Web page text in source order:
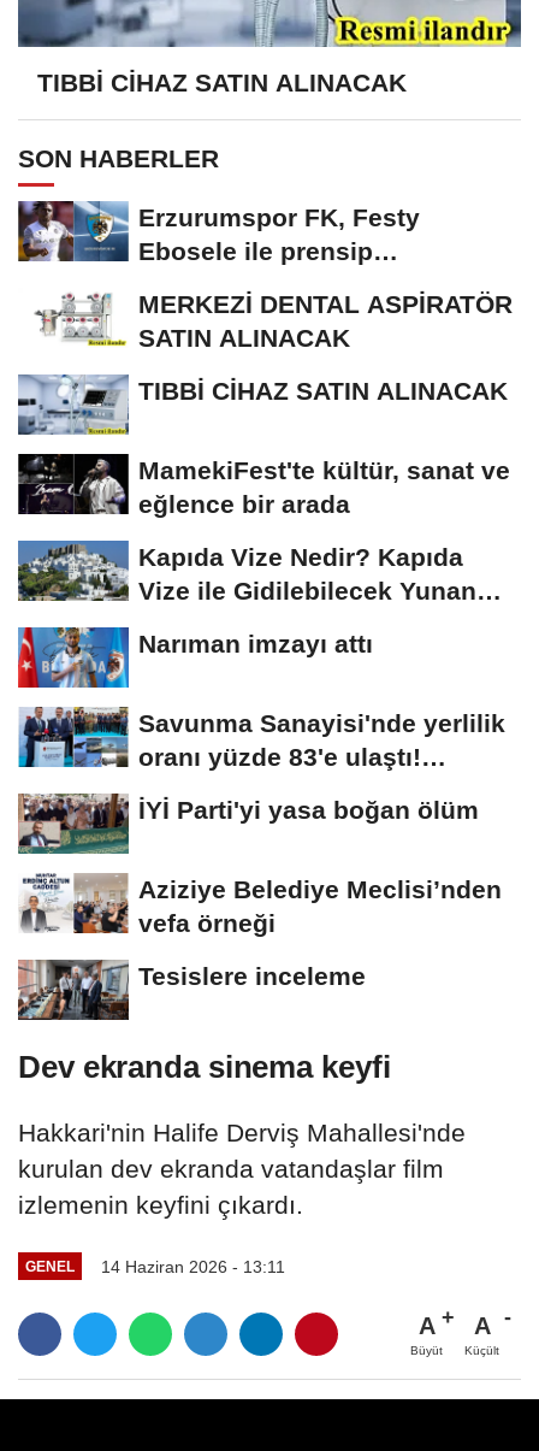
TIBBİ CİHAZ SATIN ALINACAK
SON HABERLER
Erzurumspor FK, Festy
Ebosele ile prensip
anlaşmasına vardı
MERKEZİ DENTAL ASPİRATÖR
SATIN ALINACAK
TIBBİ CİHAZ SATIN ALINACAK
MamekiFest'te kültür, sanat ve
eğlence bir arada
Kapıda Vize Nedir? Kapıda
Vize ile Gidilebilecek Yunan
Narıman imzayı attı
Savunma Sanayisi'nde yerlilik
oranı yüzde 83'e ulaştı!
Erzurum da...
İYİ Parti'yi yasa boğan ölüm
Aziziye Belediye Meclisi’nden
vefa örneği
Tesislere inceleme
Dev ekranda sinema keyfi
Hakkari'nin Halife Derviş Mahallesi'nde
kurulan dev ekranda vatandaşlar film
izlemenin keyfini çıkardı.
GENEL 14 Haziran 2026 - 13:11
A
Büyüt
A
Küçült